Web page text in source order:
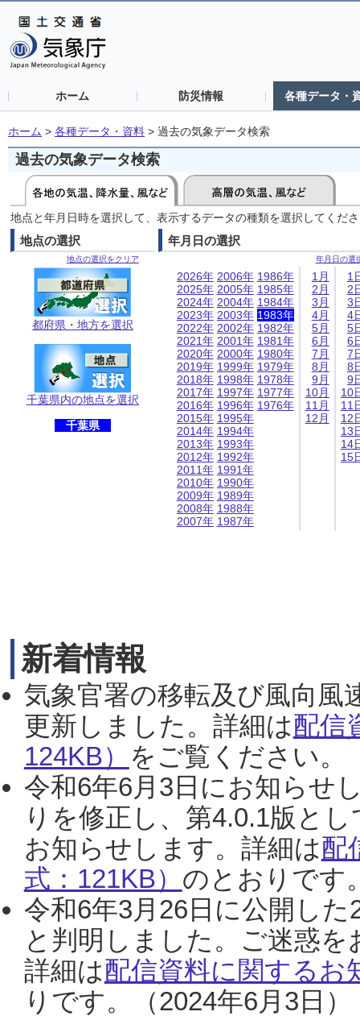
ホーム 防災情報 各種データ・
ホーム > 各種データ・資料 > 過去の気象データ検索
過去の気象データ検索
地点と年月日時を選択して、表示するデータの種類を選択してくだ
地点の選択
地点の選択をクリア
都府県・地方を選択
千葉県内の地点を選択
千葉県
年月日の選択
年月日の選
2026年
2025年
2024年
2023年
2022年
2021年
2020年
2019年
2018年
2017年
2016年
2015年
2014年
2013年
2012年
2011年
2010年
2009年
2008年
2007年
2006年
2005年
2004年
2003年
2002年
2001年
2000年
1999年
1998年
1997年
1996年
1995年
1994年
1993年
1992年
1991年
1990年
1989年
1988年
1987年
1986年
1985年
1984年
1983年
1982年
1981年
1980年
1979年
1978年
1977年
1976年
1月
2月
3月
4月
5月
6月
7月
8月
9月
10月
11月
12月
1
2
3
4
5
6
7
8
9
10
11
12
13
14
15
新着情報
気象官署の移転及び風向風
更新しました。詳細は配信
124KB） をご覧ください。
令和6年6月3日にお知らせ
りを修正し、第4.0.1版と
お知らせします。詳細は配
式：121KB） のとおりです
令和6年3月26日に公開し
と判明しました。ご迷惑
詳細は配信資料に関するお
りです。（2024年6月3日）